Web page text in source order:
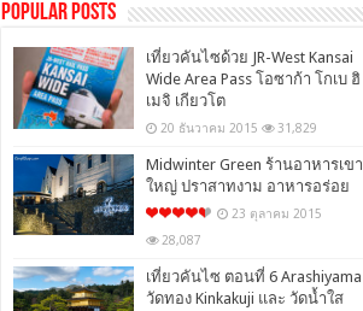
Popular Posts
เที่ยวคันไซด้วย JR-West Kansai
Wide Area Pass โอซาก้า โกเบ ฮิ
เมจิ เกียวโต
20 ธันวาคม 2015 31,829
Midwinter Green ร้านอาหารเขา
ใหญ่ ปราสาทงาม อาหารอร่อย
23 ตุลาคม 2015
28,087
เที่ยวคันไซ ตอนที่ 6 Arashiyama
วัดทอง Kinkakuji และ วัดน้ำใส